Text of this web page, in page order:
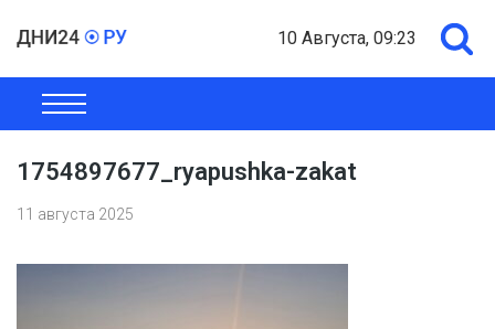
10 Августа, 09:23
ОБЩЕСТВО
1754897677_ryapushka-zakat
11 августа 2025